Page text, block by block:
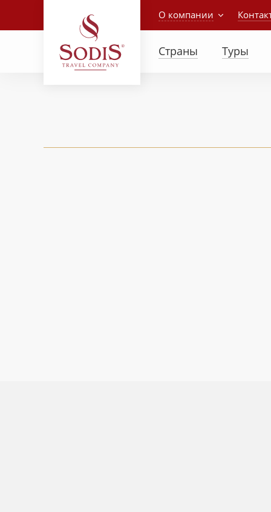
О компании
Страны Туры